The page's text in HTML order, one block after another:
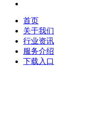
首页
关于我们
行业资讯
服务介绍
下载入口